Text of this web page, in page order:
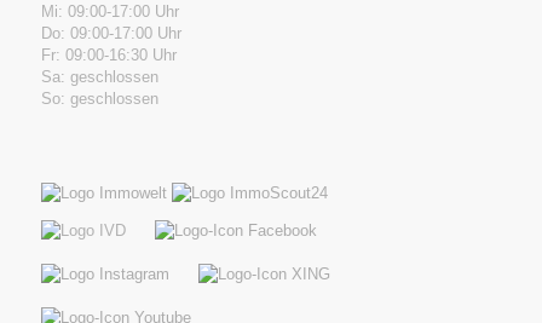
Mi: 09:00-17:00 Uhr
Do: 09:00-17:00 Uhr
Fr: 09:00-16:30 Uhr
Sa: geschlossen
So: geschlossen